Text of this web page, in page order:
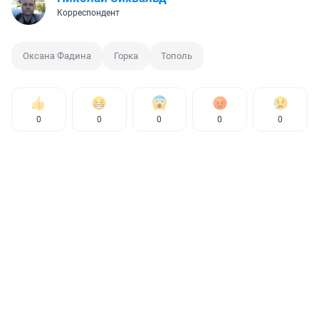
Корреспондент
Оксана Фадина Горка Тополь
0 0 0 0 0